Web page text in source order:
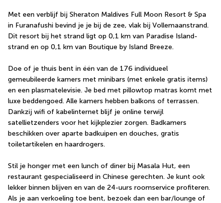
Met een verblijf bij Sheraton Maldives Full Moon Resort & Spa
in Furanafushi bevind je je bij de zee, vlak bij Vollemaanstrand.
Dit resort bij het strand ligt op 0,1 km van Paradise Island-
strand en op 0,1 km van Boutique by Island Breeze.
Doe of je thuis bent in één van de 176 individueel
gemeubileerde kamers met minibars (met enkele gratis items)
en een plasmatelevisie. Je bed met pillowtop matras komt met
luxe beddengoed. Alle kamers hebben balkons of terrassen.
Dankzij wifi of kabelinternet blijf je online terwijl
satellietzenders voor het kijkplezier zorgen. Badkamers
beschikken over aparte badkuipen en douches, gratis
toiletartikelen en haardrogers.
Stil je honger met een lunch of diner bij Masala Hut, een
restaurant gespecialiseerd in Chinese gerechten. Je kunt ook
lekker binnen blijven en van de 24-uurs roomservice profiteren.
Als je aan verkoeling toe bent, bezoek dan een bar/lounge of